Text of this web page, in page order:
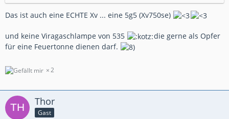
Das ist auch eine ECHTE Xv ... eine 5g5 (Xv750se)
und keine Viragaschlampe von 535
die gerne als Opfer
für eine Feuertonne dienen darf.
2
Thor
Gast